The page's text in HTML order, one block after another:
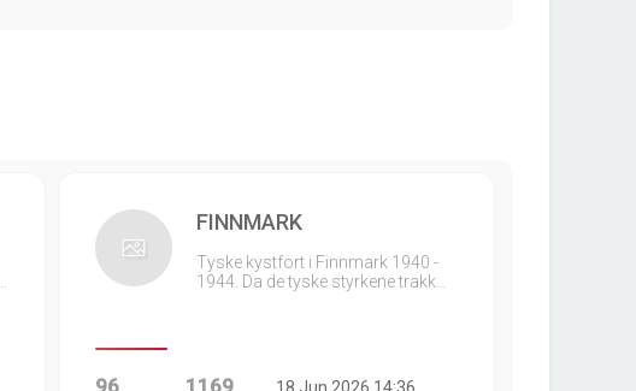
FINNMARK
Tyske kystfort i Finnmark 1940 -
1944. Da de tyske styrkene trakk…
96 1169